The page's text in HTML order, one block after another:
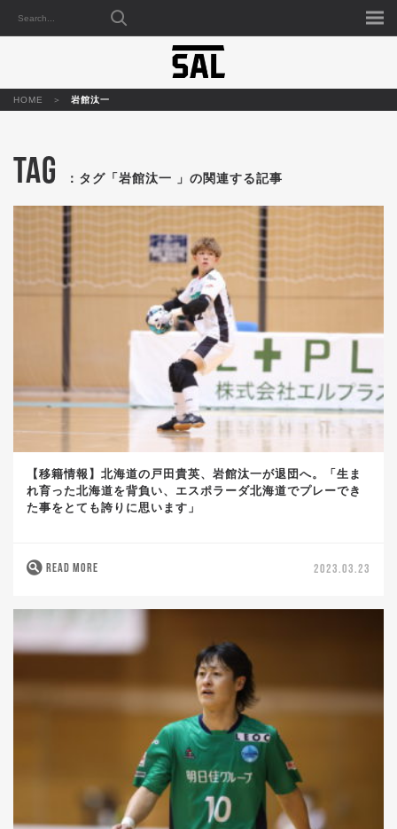
HOME 岩館汰一
TAG ：タグ「岩館汰一 」の関連する記事
【移籍情報】北海道の戸田貴英、岩館汰一が退団へ。「生ま
れ育った北海道を背負い、エスポラーダ北海道でプレーでき
た事をとても誇りに思います」
READ MORE 2023.03.23